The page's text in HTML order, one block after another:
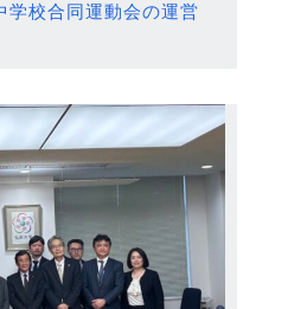
学校合同運動会の運営